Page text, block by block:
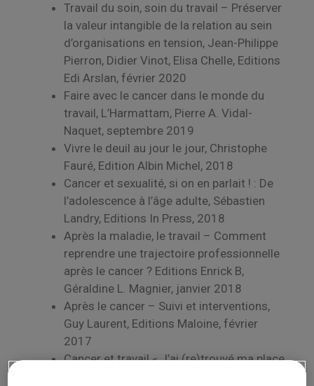
Travail du soin, soin du travail – Préserver
la valeur intangible de la relation au sein
d’organisations en tension, Jean-Philippe
Pierron, Didier Vinot, Elisa Chelle, Editions
Edi Arslan, février 2020
Faire avec le cancer dans le monde du
travail, L’Harmattam, Pierre A. Vidal-
Naquet, septembre 2019
Vivre le deuil au jour le jour, Christophe
Fauré, Edition Albin Michel, 2018
Cancer et sexualité, si on en parlait ! : De
l’adolescence à l’âge adulte, Sébastien
Landry, Editions In Press, 2018
Après la maladie, le travail – Comment
reprendre une trajectoire professionnelle
après le cancer ? Editions Enrick B,
Géraldine L. Magnier, janvier 2018
Après le cancer – Suivi et interventions,
Guy Laurent, Editions Maloine, février
2017
Cancer et travail « J’ai (re)trouvé ma place